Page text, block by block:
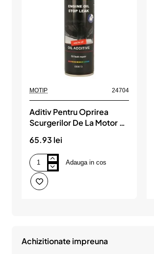
MOTIP 24704
Aditiv Pentru Oprirea
Scurgerilor De La Motor -
Ml, MOTIP
65.93 lei
Aditiv
Pentru
Oprirea
Scurgerilor
Oil
Stop
Adauga in cos
Achizitionate impreuna